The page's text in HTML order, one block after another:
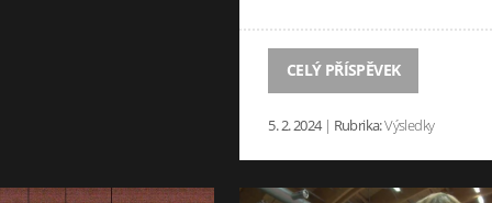
CELÝ PŘÍSPĚVEK
5. 2. 2024 | Rubrika:Výsledky